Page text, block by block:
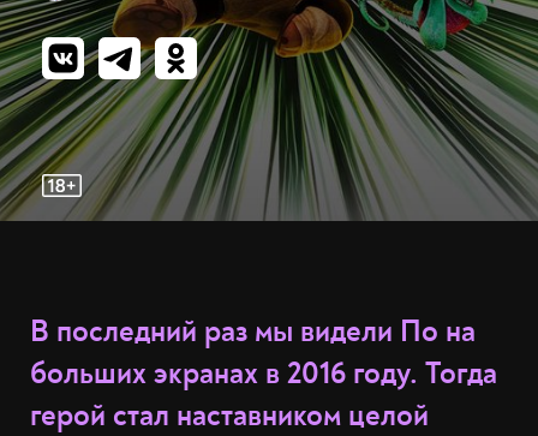
В последний раз мы видели По на
больших экранах в 2016 году. Тогда
герой стал наставником целой